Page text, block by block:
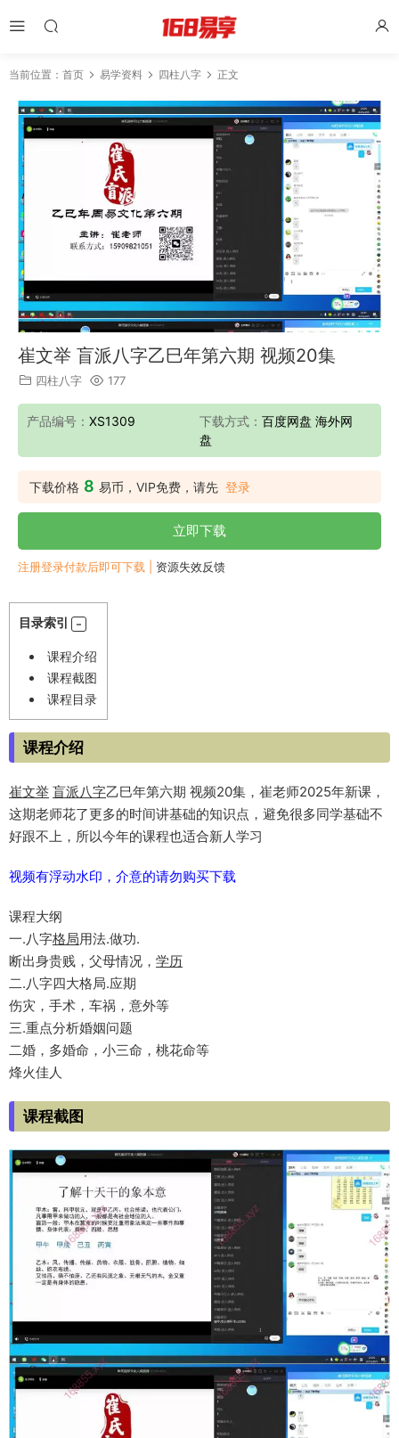
当前位置： 首页 易学资料 四柱八字 正文
崔文举 盲派八字乙巳年第六期 视频20集
四柱八字 177
产品编号： XS1309 下载方式： 百度网盘 海外网
盘
下载价格 8 易币，VIP免费，请先 登录
立即下载
注册登录付款后即可下载 | 资源失效反馈
目录索引
课程介绍
课程截图
课程目录
课程介绍
崔文举 盲派八字乙巳年第六期 视频20集，崔老师2025年新课，
这期老师花了更多的时间讲基础的知识点，避免很多同学基础不
好跟不上，所以今年的课程也适合新人学习
视频有浮动水印，介意的请勿购买下载
课程大纲
一.八字格局用法.做功.
断出身贵贱，父母情况， 学历
二.八字四大格局.应期
伤灾，手术，车祸，意外等
三.重点分析婚姻问题
二婚，多婚命，小三命，桃花命等
烽火佳人
课程截图